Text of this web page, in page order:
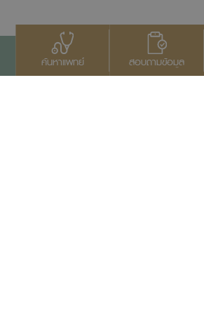
ค้นหาแพทย์ สอบถามข้อมูล